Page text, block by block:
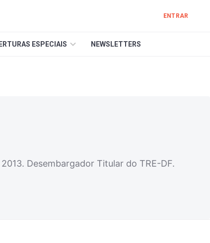
ENTRAR
ESPECIAIS NEWSLETTERS
Desembargador Titular do TRE-DF.